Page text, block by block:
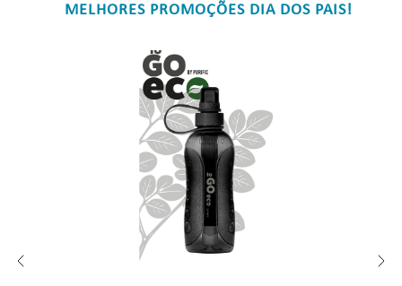
MELHORES PROMOÇÕES DIA DOS PAIS!